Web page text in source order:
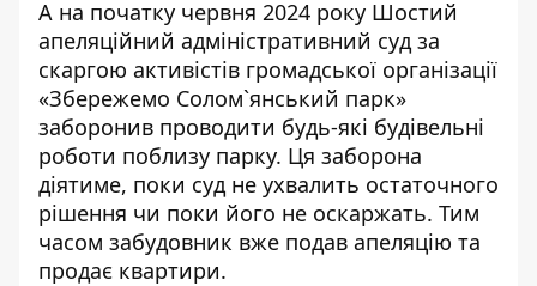
А на початку червня 2024 року Шостий
апеляційний адміністративний суд за
скаргою активістів громадської організації
«Збережемо Солом`янський парк»
заборонив проводити будь-які будівельні
роботи поблизу парку. Ця заборона
діятиме, поки суд не ухвалить остаточного
рішення чи поки його не оскаржать. Тим
часом забудовник вже подав апеляцію та
продає квартири.